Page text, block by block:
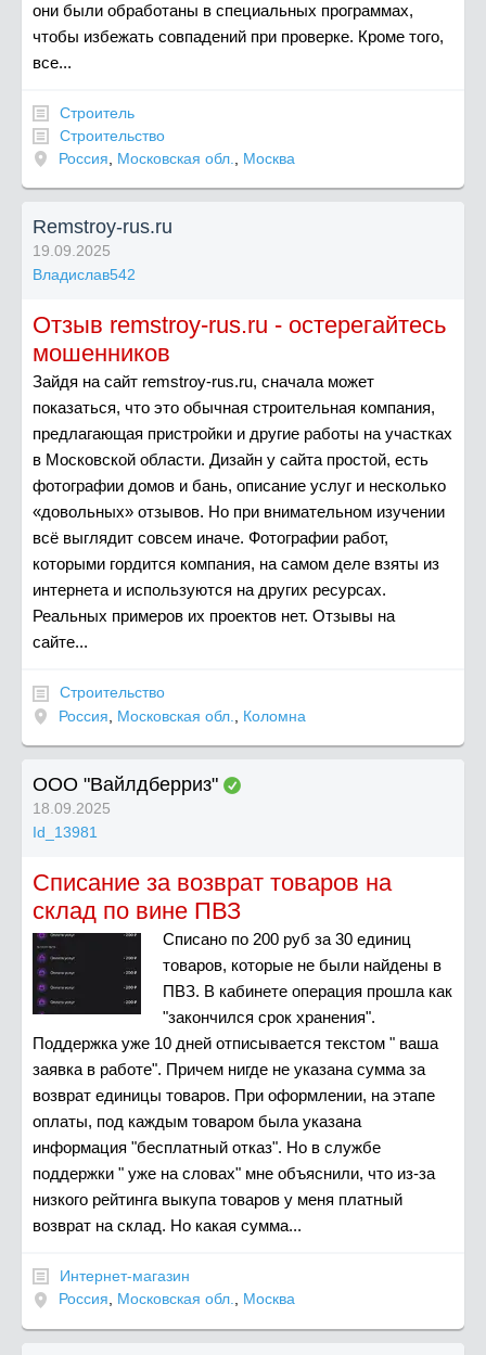
они были обработаны в специальных программах,
чтобы избежать совпадений при проверке. Кроме того,
все...
Строитель
Строительство
Россия
Московская обл. Москва
Remstroy-rus.ru
19.09.2025
Владислав542
Отзыв remstroy-rus.ru - остерегайтесь
мошенников
Зайдя на сайт remstroy-rus.ru, сначала может
показаться, что это обычная строительная компания,
предлагающая пристройки и другие работы на участках
в Московской области. Дизайн у сайта простой, есть
фотографии домов и бань, описание услуг и несколько
«довольных» отзывов. Но при внимательном изучении
всё выглядит совсем иначе. Фотографии работ,
которыми гордится компания, на самом деле взяты из
интернета и используются на других ресурсах.
Реальных примеров их проектов нет. Отзывы на
сайте...
Строительство
Россия
Московская обл. Коломна
ООО "Вайлдберриз"
18.09.2025
Id_13981
Списание за возврат товаров на
склад по вине ПВЗ
Списано по 200 руб за 30 единиц
товаров, которые не были найдены в
ПВЗ. В кабинете операция прошла как
"закончился срок хранения".
Поддержка уже 10 дней отписывается текстом " ваша
заявка в работе". Причем нигде не указана сумма за
возврат единицы товаров. При оформлении, на этапе
оплаты, под каждым товаром была указана
информация "бесплатный отказ". Но в службе
поддержки " уже на словах" мне объяснили, что из-за
низкого рейтинга выкупа товаров у меня платный
возврат на склад. Но какая сумма...
Интернет-магазин
Россия, Московская обл., Москва